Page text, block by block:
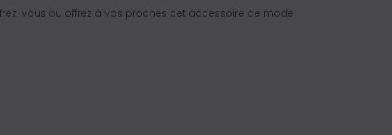
vous ou offrez à vos proches cet accessoire de mode